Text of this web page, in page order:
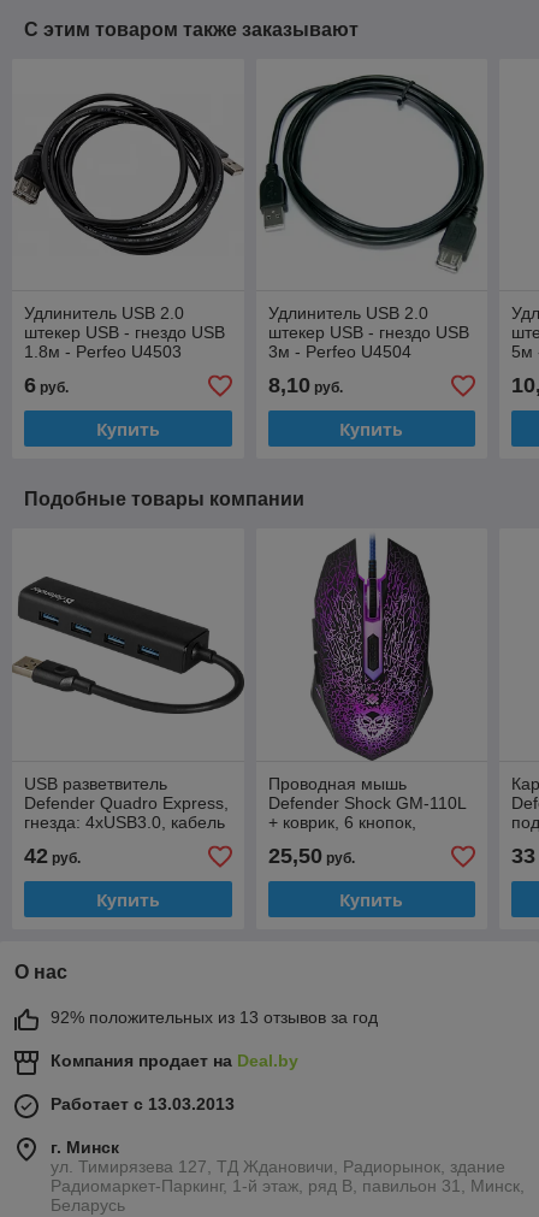
С этим товаром также заказывают
Удлинитель USB 2.0
штекер USB - гнездо USB
1.8м - Perfeo U4503
6 руб.
Купить
Удлинитель USB 2.0
штекер USB - гнездо USB
3м - Perfeo U4504
8,10руб.
Купить
5м
Подобные товары компании
USB разветвитель
Defender Quadro Express,
гнезда: 4xUSB3.0, кабель
42 руб.
Купить
Проводная мышь
Defender Shock GM-110L
+ коврик, 6 кнопок,
черная
25,50руб.
Купить
33
О нас
92% положительных из 13 отзывов за год
Компания продает на Deal.by
Работает с 13.03.2013
г. Минск
ул. Тимирязева 127, ТД Ждановичи, Радиорынок, здание
Радиомаркет-Паркинг, 1-й этаж, ряд В, павильон 31, Минск,
Беларусь